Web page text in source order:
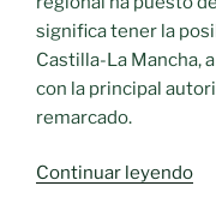
significa tener la
Castilla-La Mancha,
con la principal
remarcado.
Continuar leyendo